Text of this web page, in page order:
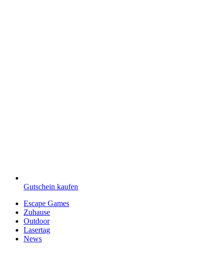
Gutschein kaufen
Escape Games
Zuhause
Outdoor
Lasertag
News